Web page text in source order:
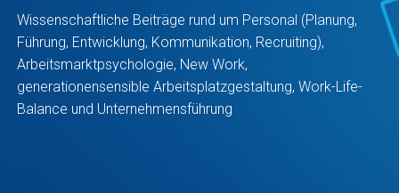
Wissenschaftliche Beiträge rund um Personal (Planung,
Führung, Entwicklung, Kommunikation, Recruiting),
Arbeitsmarktpsychologie, New Work,
generationensensible Arbeitsplatzgestaltung, Work-Life-
Balance und Unternehmensführung